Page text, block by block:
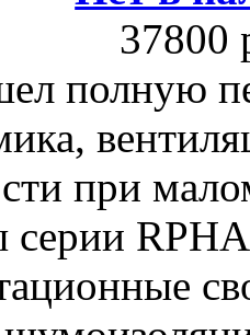
37800
полную
при